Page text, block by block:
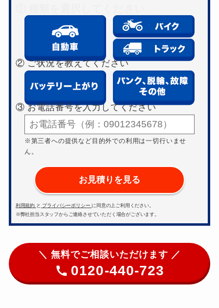
② ご状況を教えてください
③ お電話番号を入力してください
※第三者への提供など目的外での利用は一切行いませ
ん。
お見積りを見る
利用規約 と プライバシーポリシー に同意の上ご利用ください。
※弊社担当スタッフからご連絡させていただく場合がございます。
＼ 無料でご相談いただけます ／
0120-440-723